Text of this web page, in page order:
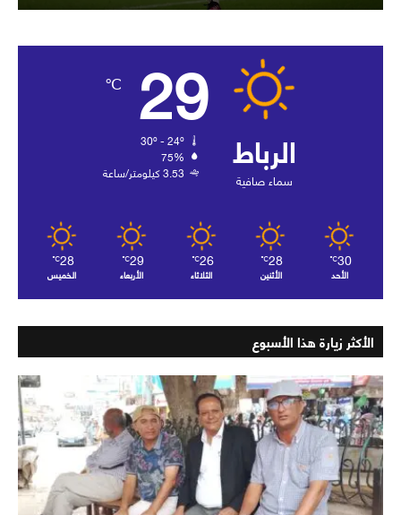
الرباط
سماء صافية
29
℃
75%
3.53 كيلومتر/ساعة
30
℃
الأحد
28
℃
الأثنين
26
℃
الثلاثاء
29
℃
الأربعاء
28
℃
الخميس
الأكثر زيارة هذا الأسبوع